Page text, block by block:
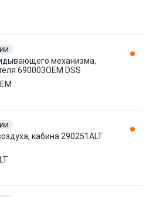
механизма,
690003OEM DSS
кабина 290251ALT